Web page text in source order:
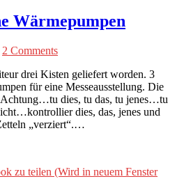
Wärmepumpen
2 Comments
drei Kisten geliefert worden. 3
für eine Messeausstellung. Die
dies, tu das, tu jenes…tu
dies, das, jenes und
„verziert“.…
zu teilen (Wird in neuem Fenster